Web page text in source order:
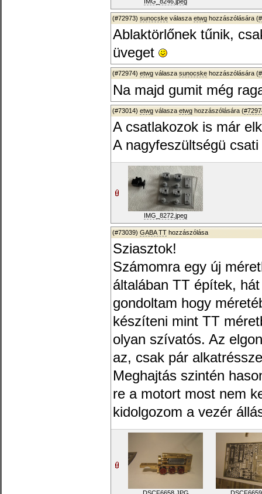
(#72973) sunocske válasza etwg hozzászólására (
Ablaktörlőnek tűnik,
üveget
(#72974) etwg válasza sunocske hozzászólására (
Na majd gumit még
(#73014) etwg válasza etwg hozzászólására (
A csatlakozok is már
A nagyfeszültségü
IMG_8272.jpeg
(#73039) GABA TT hozzászólása
Sziasztok!
Számomra egy új
általában TT építek,
gondoltam hogy
készíteni mint TT
olyan szívatós. Az
az, csak pár
Meghajtás szintén
re a motort most nem
kidolgozom a vezér